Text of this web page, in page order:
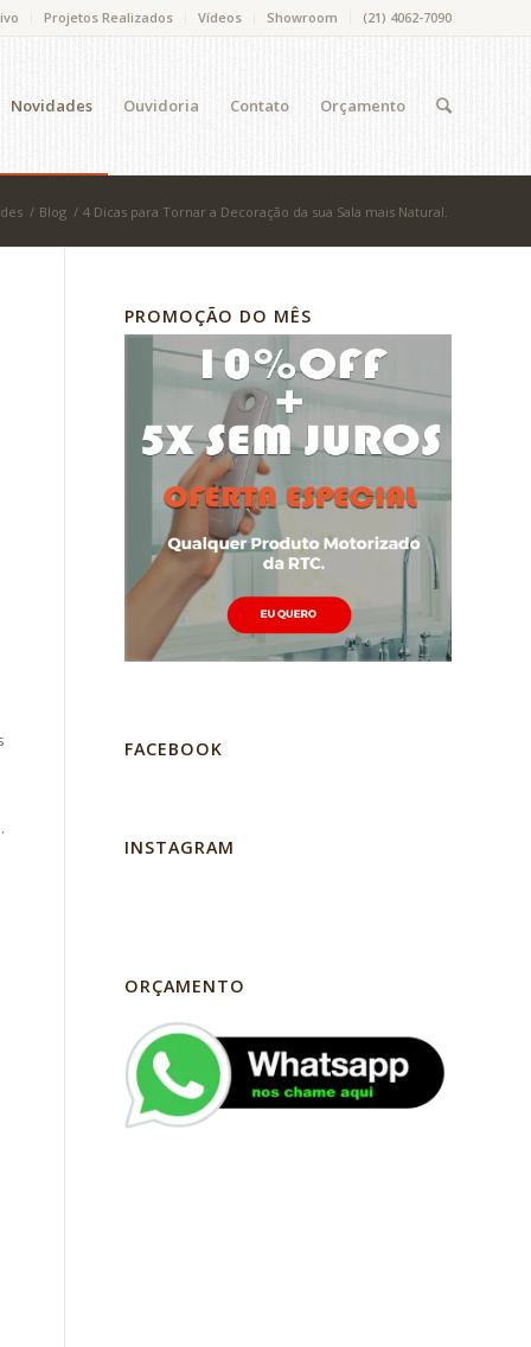
(21) 4062-7090
Projetos Realizados Vídeos Showroom
Novidades Ouvidoria Contato Orçamento
/ Blog / 4 Dicas para Tornar a Decoração da sua Sala mais Natural.
PROMOÇÃO DO MÊS
FACEBOOK
INSTAGRAM
ORÇAMENTO